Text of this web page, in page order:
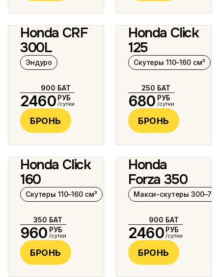
12 фото
Honda CRF
300L
Эндуро
900 БАТ
2460 РУБ
/сутки
БРОНЬ
10 фото
Honda Click
125
Скутеры 110–160 см³
250 БАТ
680 РУБ
/сутки
БРОНЬ
5 фото
Honda Click
160
Скутеры 110–160 см³
350 БАТ
960 РУБ
/сутки
БРОНЬ
Honda
Forza 350
Макси-скутеры
900 БАТ
2460 РУБ
/сутки
БРОНЬ